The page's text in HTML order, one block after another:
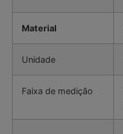
Material
Unidade
Faixa de medição